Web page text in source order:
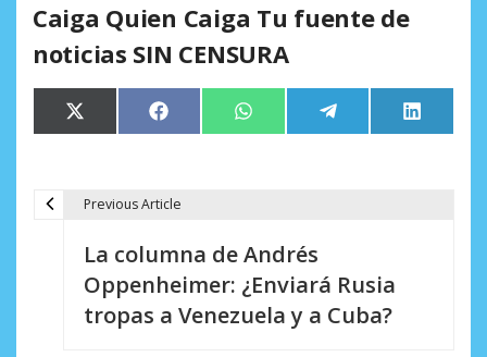
Caiga Quien Caiga Tu fuente de
noticias SIN CENSURA
Compartir
en
X
(Twitter)
Compartir
en
Facebook Compartir
en
WhatsApp Compartir
en
Telegram
en
LinkedIn
Previous Article
La columna de Andrés
Oppenheimer: ¿Enviará Rusia
tropas a Venezuela y a Cuba?